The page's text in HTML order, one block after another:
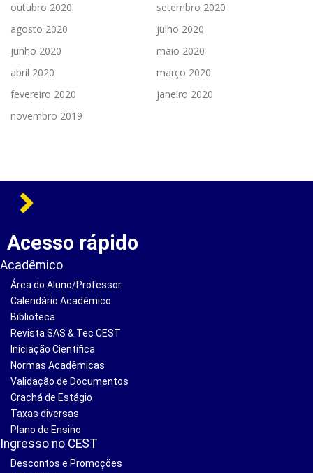
outubro 2020
setembro 2020
agosto 2020
julho 2020
junho 2020
maio 2020
abril 2020
março 2020
fevereiro 2020
janeiro 2020
novembro 2019
Acesso rápido
Acadêmico
Área do Aluno/Professor
Calendário Acadêmico
Biblioteca
Revista SAS & Tec CEST
Iniciação Científica
Normas Acadêmicas
Validação de Documentos
Crachá de Estágio
Taxas diversas
Plano de Ensino
Ingresso no CEST
Descontos e Promoções